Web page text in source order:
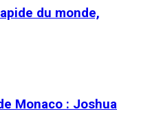
du monde,
Monaco : Joshua